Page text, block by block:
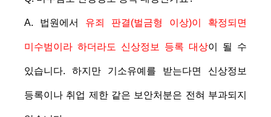
A. 법원에서 유죄 판결(벌금형 이상)이 확정되면
미수범이라 하더라도 신상정보 등록 대상이 될 수
있습니다. 하지만 기소유예를 받는다면 신상정보
등록이나 취업 제한 같은 보안처분은 전혀 부과되지